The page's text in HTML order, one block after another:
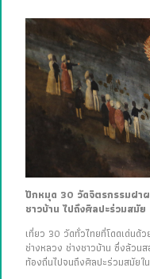
ปักหมุด 30 วัดจิตรกรรมฝา
ชาวบ้าน ไปถึงศิลปะร่วมสมัย
เที่ยว 30 วัดทั่วไทยที่โดดเด่นด้
ช่างหลวง ช่างชาวบ้าน ซึ่งล้วน
ท้องถิ่นไปจนถึงศิลปะร่วมสมัยใ